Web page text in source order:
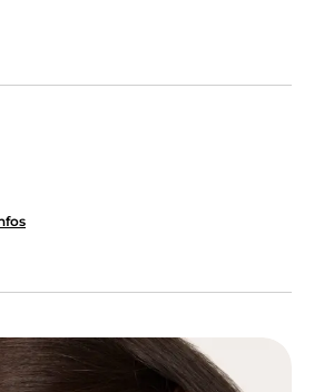
Wimpernbehandlungen,